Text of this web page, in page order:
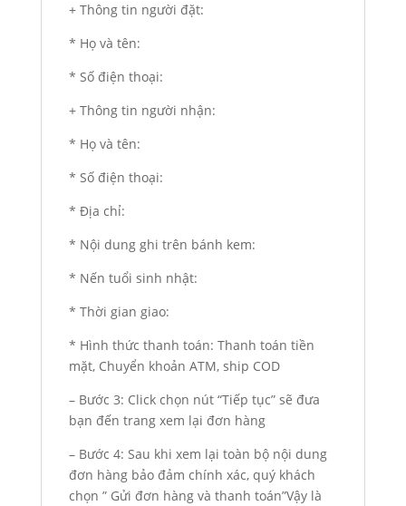
+ Thông tin người đặt:
* Họ và tên:
* Số điện thoại:
+ Thông tin người nhận:
* Họ và tên:
* Số điện thoại:
* Địa chỉ:
* Nội dung ghi trên bánh kem:
* Nến tuổi sinh nhật:
* Thời gian giao:
* Hình thức thanh toán: Thanh toán tiền
mặt, Chuyển khoản ATM, ship COD
– Bước 3: Click chọn nút “Tiếp tục” sẽ đưa
bạn đến trang xem lại đơn hàng
– Bước 4: Sau khi xem lại toàn bộ nội dung
đơn hàng bảo đảm chính xác, quý khách
chọn ” Gửi đơn hàng và thanh toán”Vậy là